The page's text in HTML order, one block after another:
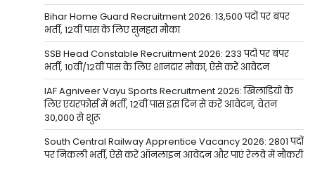
Bihar Home Guard Recruitment 2026: 13,500 पदों पर बंपर
भर्ती, 12वीं पास के लिए सुनहरा मौका
SSB Head Constable Recruitment 2026: 233 पदों पर बंपर
भर्ती, 10वीं/12वीं पास के लिए शानदार मौका, ऐसे करें आवेदन
IAF Agniveer Vayu Sports Recruitment 2026: खिलाड़ियों के
लिए एयरफोर्स में भर्ती, 12वीं पास इस दिन से करें आवेदन, वेतन
30,000 से शुरू
South Central Railway Apprentice Vacancy 2026: 2801 पदों
पर निकली भर्ती, ऐसे करें ऑनलाइन आवेदन और पाएं रेलवे में नौकरी